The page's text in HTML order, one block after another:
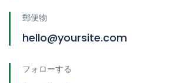
郵便物
hello@yoursite.com
フォローする